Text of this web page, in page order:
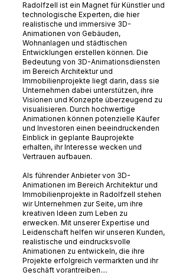
Radolfzell ist ein Magnet für Künstler und
technologische Experten, die hier
realistische und immersive 3D-
Animationen von Gebäuden,
Wohnanlagen und städtischen
Entwicklungen erstellen können. Die
Bedeutung von 3D-Animationsdiensten
im Bereich Architektur und
Immobilienprojekte liegt darin, dass sie
Unternehmen dabei unterstützen, ihre
Visionen und Konzepte überzeugend zu
visualisieren. Durch hochwertige
Animationen können potenzielle Käufer
und Investoren einen beeindruckenden
Einblick in geplante Bauprojekte
erhalten, ihr Interesse wecken und
Vertrauen aufbauen.
Als führender Anbieter von 3D-
Animationen im Bereich Architektur und
Immobilienprojekte in Radolfzell stehen
wir Unternehmen zur Seite, um ihre
kreativen Ideen zum Leben zu
erwecken. Mit unserer Expertise und
Leidenschaft helfen wir unseren Kunden,
realistische und eindrucksvolle
Animationen zu entwickeln, die ihre
Projekte erfolgreich vermarkten und ihr
Geschäft vorantreiben....